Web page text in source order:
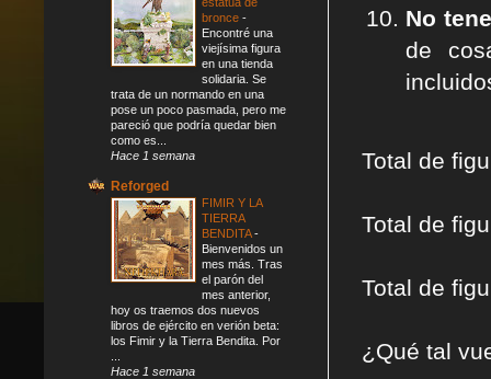
No
de
Total de
Total de
Total de
¿Qué tal
bronce -
Encontré una
viejísima figura
en una tienda
solidaria. Se
trata de un normando en una
pose un poco pasmada, pero me
pareció que podría quedar bien
como es...
Hace 1 semana
Reforged
FIMIR Y LA
TIERRA
BENDITA-
Bienvenidos un
mes más. Tras
el parón del
mes anterior,
hoy os traemos dos nuevos
libros de ejército en verión beta:
los Fimir y la Tierra Bendita. Por
Hace 1 semana